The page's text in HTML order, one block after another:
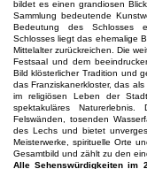
bildet es einen grandiosen
Sammlung bedeutende
Bedeutung des Schlosses
Schlosses liegt das ehemalige
Mittelalter zurückreichen. Die
Festsaal und dem
Bild klösterlicher Tradition und
das Franziskanerkloster, das
im religiösen Leben der
spektakuläres
Felswänden, tosenden
des Lechs und bietet
Meisterwerke, spirituelle Orte
Gesamtbild und zählt zu den
Alle Sehenswürdigkeiten im